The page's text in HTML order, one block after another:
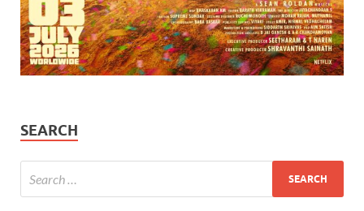
SEARCH